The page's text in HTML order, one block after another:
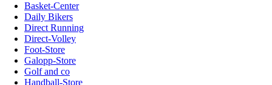
Basket-Center
Daily Bikers
Direct Running
Direct-Volley
Foot-Store
Galopp-Store
Golf and co
Handball-Store